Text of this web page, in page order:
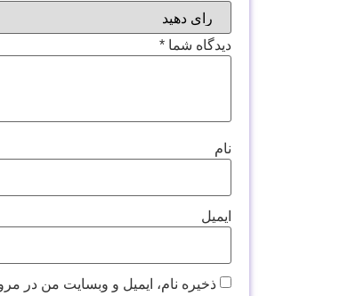
دیدگاه شما *
نام
ایمیل
ذخیره نام، ایمیل و وبسایت من در